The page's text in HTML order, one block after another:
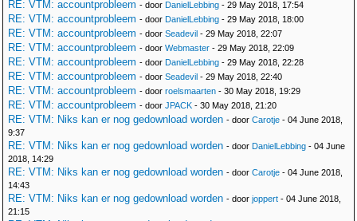
RE: VTM: accountprobleem - door DanielLebbing - 29 May 2018, 17:54
RE: VTM: accountprobleem - door DanielLebbing - 29 May 2018, 18:00
RE: VTM: accountprobleem - door Seadevil - 29 May 2018, 22:07
RE: VTM: accountprobleem - door Webmaster - 29 May 2018, 22:09
RE: VTM: accountprobleem - door DanielLebbing - 29 May 2018, 22:28
RE: VTM: accountprobleem - door Seadevil - 29 May 2018, 22:40
RE: VTM: accountprobleem - door roelsmaarten - 30 May 2018, 19:29
RE: VTM: accountprobleem - door JPACK - 30 May 2018, 21:20
RE: VTM: Niks kan er nog gedownload worden - door Carotje - 04 June 2018,
9:37
RE: VTM: Niks kan er nog gedownload worden - door DanielLebbing - 04 June
2018, 14:29
RE: VTM: Niks kan er nog gedownload worden - door Carotje - 04 June 2018,
14:43
RE: VTM: Niks kan er nog gedownload worden - door joppert - 04 June 2018,
21:15